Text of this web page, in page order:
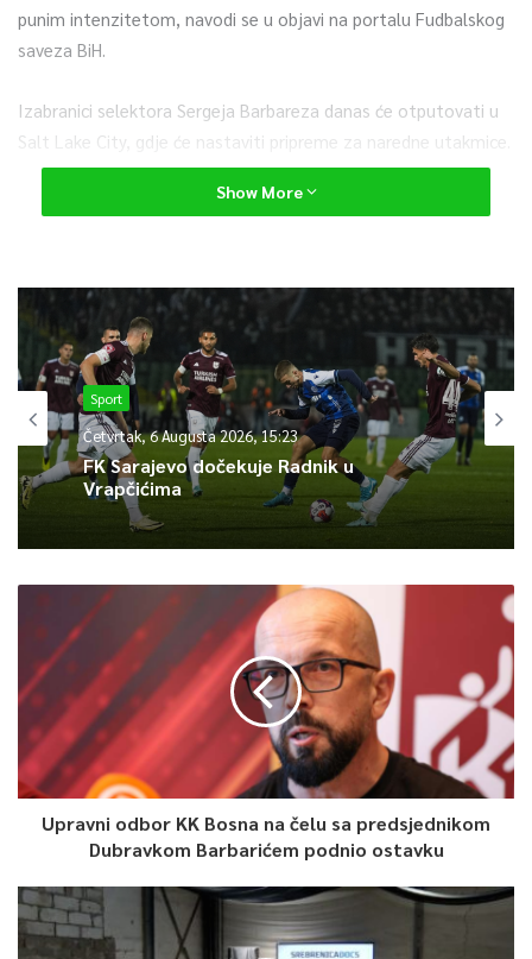
punim intenzitetom, navodi se u objavi na portalu Fudbalskog
saveza BiH.
Izabranici selektora Sergeja Barbareza danas će otputovati u
Salt Lake City, gdje će nastaviti pripreme za naredne utakmice.
Reprezentacija BiH sinoć je remizirala s domaćinom Kanadom u
Meč protiv Švisarske na rasporedu je 18. juna s početkom u 21
sat.
AA/TVSA
0
Article Rating
Show More
Sport
Četvrtak, 6 Augusta 2026, 15:23
FK Sarajevo dočekuje Radnik u
Vrapčićima
Upravni odbor KK Bosna na čelu sa predsjednikom
Dubravkom Barbarićem podnio ostavku